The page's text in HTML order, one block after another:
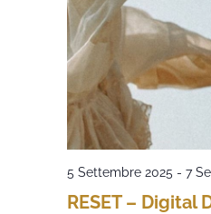
RESET – Digital
5 Settembre 2025 - 7